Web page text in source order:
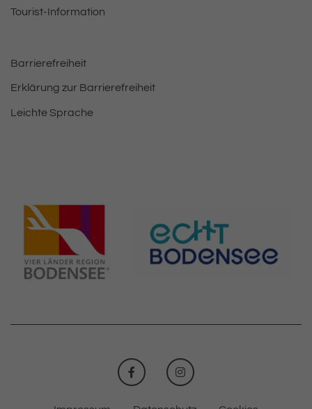
Tourist-Information
Barrierefreiheit
Erklärung zur Barrierefreiheit
Leichte Sprache
FACEBOOKINSTAGRAM